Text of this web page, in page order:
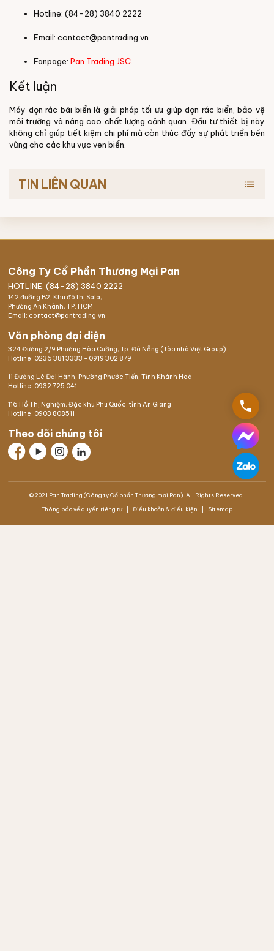
Hotline: (84-28) 3840 2222
Email: contact@pantrading.vn
Fanpage: Pan Trading JSC.
Kết luận
Máy dọn rác bãi biển là giải pháp tối ưu giúp dọn rác biển, bảo vệ
môi trường và nâng cao chất lượng cảnh quan. Đầu tư thiết bị này
không chỉ giúp tiết kiệm chi phí mà còn thúc đẩy sự phát triển bền
vững cho các khu vực ven biển.
TIN LIÊN QUAN list
Công Ty Cổ Phần Thương Mại Pan
HOTLINE: (84-28) 3840 2222
142 đường B2, Khu đô thị Sala,
Phường An Khánh, TP. HCM
Email: contact@pantrading.vn
Văn phòng đại diện
324 Đường 2/9 Phường Hòa Cường, Tp. Đà Nẵng (Tòa nhà Việt Group)
Hotline: 0236 381 3333 - 0919 302 879
11 Đường Lê Đại Hành, Phường Phước Tiến, Tỉnh Khánh Hoà
Hotline: 0932 725 041
116 Hồ Thị Nghiệm, Đặc khu Phú Quốc, tỉnh An Giang
Hotline: 0903 808511
Theo dõi chúng tôi
© 2021 Pan Trading (Công ty Cổ phần Thương mại Pan). All Rights Reserved.
Thông báo về quyền riêng tư Điều khoản & điều kiện Sitemap
phone